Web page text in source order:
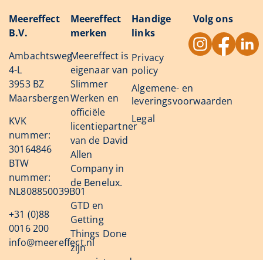
Meereffect
B.V.
Ambachtsweg
4-L
3953 BZ
Maarsbergen
KVK
nummer:
30164846
BTW
nummer:
NL808850039B01
+31 (0)88
0016 200
info@meereffect.nl
Meereffect
merken
Meereffect is
eigenaar van
Slimmer
Werken en
officiële
licentiepartner
van de David
Allen
Company in
de Benelux.
GTD en
Getting
Things Done
zijn
Handige
links
Privacy
policy
Algemene- en
leveringsvoorwaarden
Legal
Volg ons